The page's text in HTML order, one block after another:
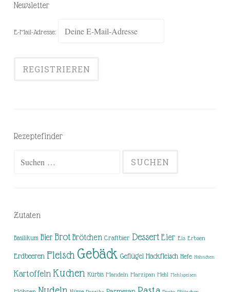
Newsletter
E-Mail-Adresse:
Rezeptefinder
Zutaten
Basilikum Bier Brot Brötchen Craftbier Dessert Eier Eis Erbsen
Erdbeeren Fleisch Gebäck Geflügel Hackfleisch Hefe Hähnchen
Kartoffeln Kuchen Kürbis Mandeln Marzipan Mehl Mehlspeisen